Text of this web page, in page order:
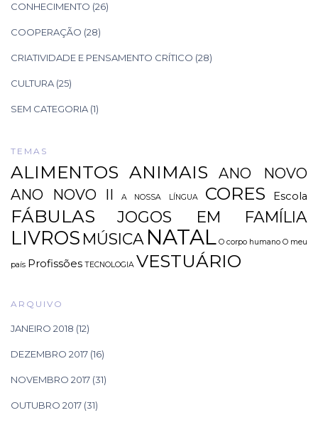
CONHECIMENTO (26)
COOPERAÇÃO (28)
CRIATIVIDADE E PENSAMENTO CRÍTICO (28)
CULTURA (25)
SEM CATEGORIA (1)
TEMAS
ALIMENTOS ANIMAIS
ANO NOVO
ANO NOVO II
A NOSSA LÍNGUA CORES Escola
FÁBULAS JOGOS EM FAMÍLIA
LIVROS MÚSICA NATAL O corpo humano O meu
país Profissões TECNOLOGIA VESTUÁRIO
ARQUIVO
JANEIRO 2018 (12)
DEZEMBRO 2017 (16)
NOVEMBRO 2017 (31)
OUTUBRO 2017 (31)